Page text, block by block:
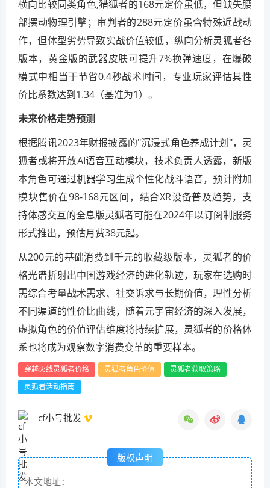
横向比较同类角色,猎狐者的168元定价虽低，但缺失腰
部摆动物理引擎；审判者的288元定价虽含特殊近战动
作，但体型劣势导致实战价值较低，纵向分析灵狐者各
版本，黄金版的武器皮肤可提升7%换弹速度，在爆破
模式中相当于节省0.4秒战术时间，专业玩家评估其性
价比系数达到1.34（基准为1）。
未来价格走势预测
根据腾讯2023年财报披露的"沉浸式角色养成计划"，灵
狐者或将开放AI语音互动模块，技术负责人透露，新版
本角色可通过机器学习生成个性化战斗语音，预计附加
模块售价在98-168元区间，结合XR设备普及趋势，支
持体感交互的全息版灵狐者可能在2024年以订阅制服务
形式推出，预估月费38元起。
从200元的基础消费到千元的收藏级版本，灵狐者的价
格光谱折射出中国游戏经济的进化轨迹，玩家在选购时
需综合考量战术需求、社交诉求与长期价值，理性分析
不同渠道的性价比曲线，随着元宇宙经济的深入发展，
虚拟角色的价值评估维度将持续扩展，灵狐者的价格体
系也将成为观察数字消费变革的重要样本。
穿越火线灵狐者价格 灵狐者角色价值
灵狐者获取策略
灵狐者活动指南
cf小号批发
版权声明
本文地址：